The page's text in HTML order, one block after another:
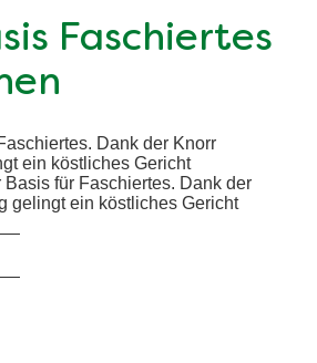
Faschiertes
Dank der Knorr
ein köstliches Gericht
für Faschiertes. Dank der
gelingt ein köstliches Gericht